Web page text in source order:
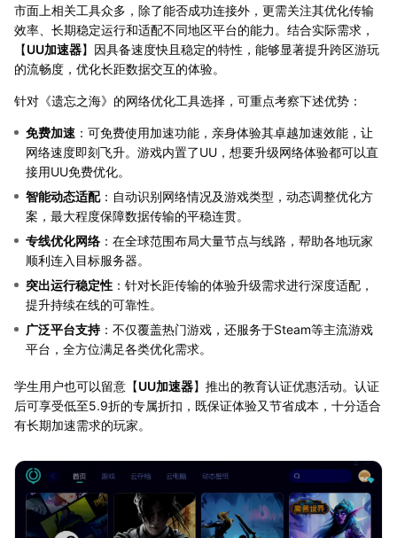
市面上相关工具众多，除了能否成功连接外，更需关注其优化传输
效率、长期稳定运行和适配不同地区平台的能力。结合实际需求，
【‌UU加速器‌】因具备速度快且稳定的特性，能够显著提升跨区游玩
的流畅度，优化长距数据交互的体验。
针对《遗忘之海》的网络优化工具选择，可重点考察下述优势：
免费加速 ：可免费使用加速功能，亲身体验其卓越加速效能，让
网络速度即刻飞升。游戏内置了UU，想要升级网络体验都可以直
接用UU免费优化。
智能动态适配‌：自动识别网络情况及游戏类型，动态调整优化方
案，最大程度保障数据传输的平稳连贯。
专线优化网络 ‌：在全球范围布局大量节点与线路，帮助各地玩家
顺利连入目标服务器。
突出运行稳定性 ‌：针对长距传输的体验升级需求进行深度适配，
提升持续在线的可靠性。
广泛平台支持‌：不仅覆盖热门游戏，还服务于Steam等主流游戏
平台，全方位满足各类优化需求。
学生用户也可以留意【UU加速器】推出的教育认证优惠活动。认证
后可享受低至5.9折的专属折扣，既保证体验又节省成本，十分适合
有长期加速需求的玩家。